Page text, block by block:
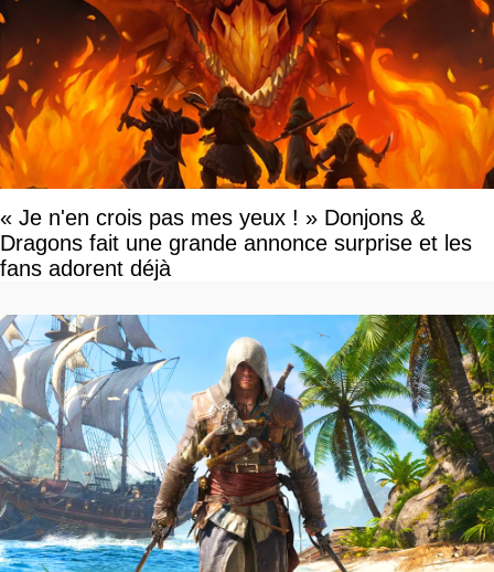
« Je n'en crois pas mes yeux ! » Donjons &
Dragons fait une grande annonce surprise et les
fans adorent déjà